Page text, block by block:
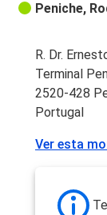
Peniche,
R. Dr.
Terminal
2520-428
Portugal
Ver esta